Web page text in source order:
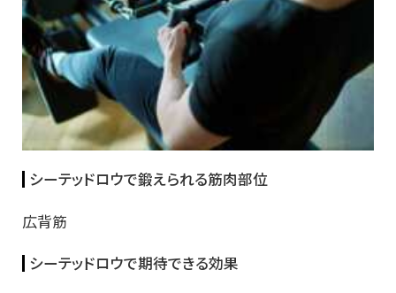
シーテッドロウで鍛えられる筋肉部位
広背筋
シーテッドロウで期待できる効果